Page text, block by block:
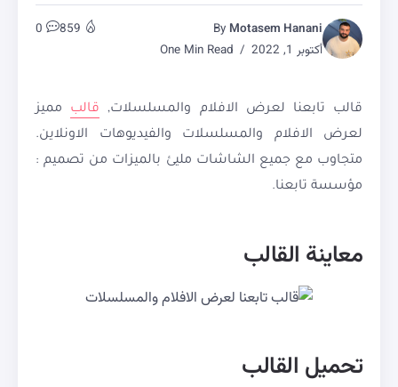
By Motasem Hanani
أكتوبر 1, 2022
859
0
قالب تابعنا لعرض الافلام والمسلسلات, قالب مميز
لعرض الافلام والمسلسلات والفيديوهات الاونلاين.
متجاوب مع جميع الشاشات مليئ بالميزات من تصميم :
مؤسسة تابعنا.
معاينة القالب
تحميل القالب